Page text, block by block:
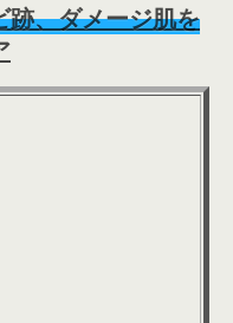
跡、ダメージ肌を